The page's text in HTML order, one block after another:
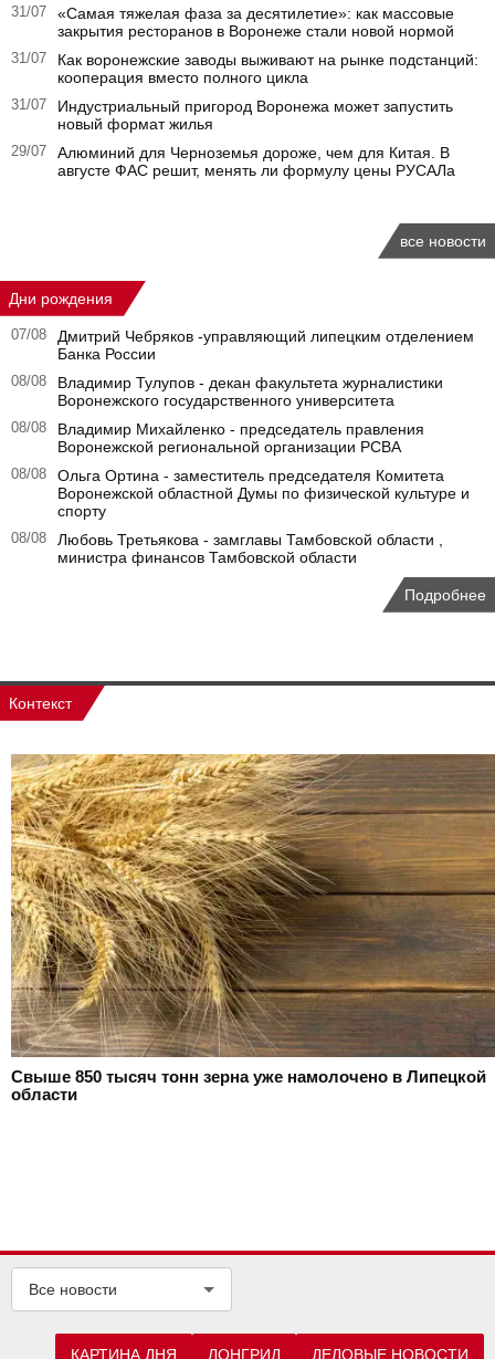
31/07
«Самая тяжелая фаза за десятилетие»: как массовые
закрытия ресторанов в Воронеже стали новой нормой
31/07
Как воронежские заводы выживают на рынке подстанций:
кооперация вместо полного цикла
31/07
Индустриальный пригород Воронежа может запустить
новый формат жилья
29/07
Алюминий для Черноземья дороже, чем для Китая. В
августе ФАС решит, менять ли формулу цены РУСАЛа
все новости
Дни рождения
07/08
Дмитрий Чебряков -управляющий липецким отделением
Банка России
08/08
Владимир Тулупов - декан факультета журналистики
Воронежского государственного университета
08/08
Владимир Михайленко - председатель правления
Воронежской региональной организации РСВА
08/08
Ольга Ортина - заместитель председателя Комитета
Воронежской областной Думы по физической культуре и
спорту
08/08
Любовь Третьякова - замглавы Тамбовской области ,
министра финансов Тамбовской области
Подробнее
Контекст
Свыше 850 тысяч тонн зерна уже намолочено в Липецкой
области
Все новости
КАРТИНА ДНЯ ЛОНГРИД ДЕЛОВЫЕ НОВОСТИ